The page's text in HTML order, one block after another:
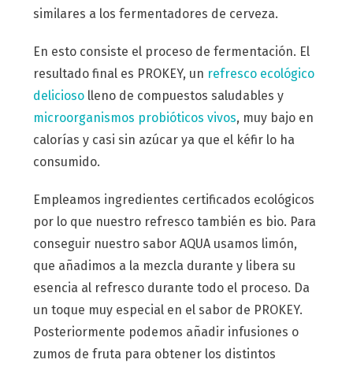
similares a los fermentadores de cerveza.
En esto consiste el proceso de fermentación. El
resultado final es PROKEY, un refresco ecológico
delicioso lleno de compuestos saludables y
microorganismos probióticos vivos, muy bajo en
calorías y casi sin azúcar ya que el kéfir lo ha
consumido.
Empleamos ingredientes certificados ecológicos
por lo que nuestro refresco también es bio. Para
conseguir nuestro sabor AQUA usamos limón,
que añadimos a la mezcla durante y libera su
esencia al refresco durante todo el proceso. Da
un toque muy especial en el sabor de PROKEY.
Posteriormente podemos añadir infusiones o
zumos de fruta para obtener los distintos